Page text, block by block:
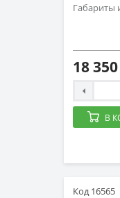
Габариты
18
В
Код 16565